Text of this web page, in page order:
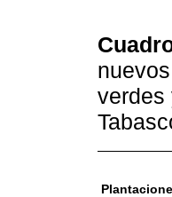
verdes